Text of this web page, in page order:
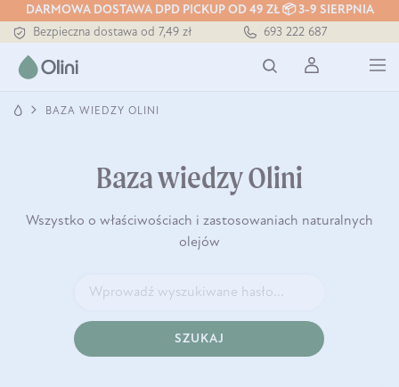
DARMOWA DOSTAWA DPD PICKUP OD 49 ZŁ 📦 3-9 SIERPNIA
Bezpieczna dostawa od 7,49 zł
Darmowa dostawa od 199 zł
Tłoczony zawsze na zimno
693 222 687
BAZA WIEDZY OLINI
Baza wiedzy Olini
Wszystko o właściwościach i zastosowaniach naturalnych
olejów
SZUKAJ